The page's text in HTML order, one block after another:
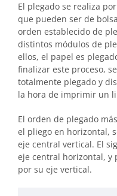
El plegado se realiza
que pueden ser de
orden establecido de
distintos módulos de
ellos, el papel es
finalizar este proceso,
totalmente plegado y
la hora de imprimir un
El orden de plegado
el pliego en horizontal,
eje central vertical. El
eje central horizontal, y
por su eje vertical.